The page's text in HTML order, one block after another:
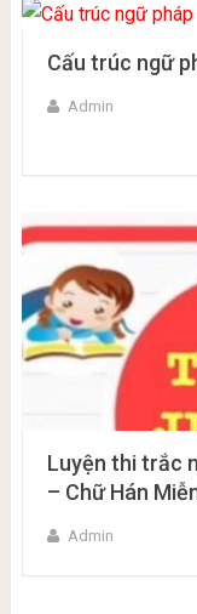
Cấu trúc ngữ
Admin
Luyện thi trắc
– Chữ Hán
Admin